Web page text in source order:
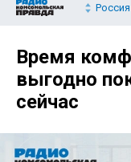
Россия
Время
выгодно
сейчас